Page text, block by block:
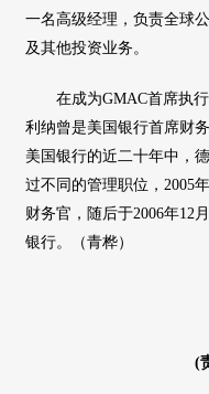
一名高级经理，负责全球
及其他投资业务。
在成为GMAC首席执行
利纳曾是美国银行首席财
美国银行的近二十年中，
过不同的管理职位，2005
财务官，随后于2006年12
银行。（青桦）
(